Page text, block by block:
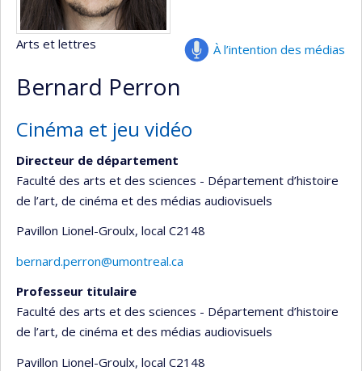
À l’intention des médias
Arts et lettres
Bernard Perron
Cinéma et jeu vidéo
Directeur de département
Faculté des arts et des sciences - Département d’histoire
de l’art, de cinéma et des médias audiovisuels
Pavillon Lionel-Groulx, local C2148
bernard.perron@umontreal.ca
Professeur titulaire
Faculté des arts et des sciences - Département d’histoire
de l’art, de cinéma et des médias audiovisuels
Pavillon Lionel-Groulx, local C2148